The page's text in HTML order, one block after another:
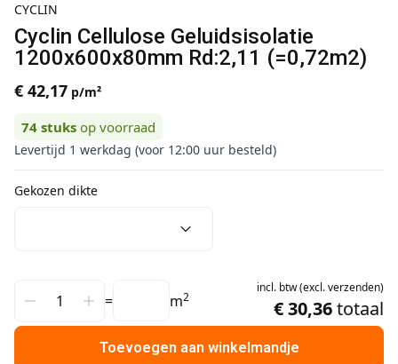
CYCLIN
Cyclin Cellulose Geluidsisolatie
1200x600x80mm Rd:2,11 (=0,72m2)
€ 42,17 p/m²
74 stuks op voorraad
Levertijd 1 werkdag (voor 12:00 uur besteld)
Gekozen dikte
= m2
incl. btw(excl.verzenden)
€ 30,36totaal
Toevoegen aan winkelmandje